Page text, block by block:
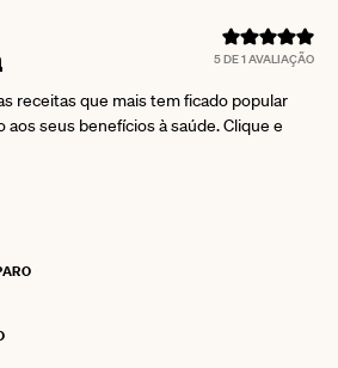
5DE 1 AVALIAÇÃO
receitas que mais tem ficado popular
seus benefícios à saúde. Clique e